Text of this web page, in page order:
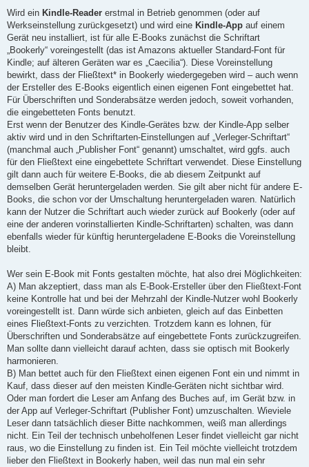
Wird ein Kindle-Reader erstmal in Betrieb genommen (oder auf
Werkseinstellung zurückgesetzt) und wird eine Kindle-App auf einem
Gerät neu installiert, ist für alle E-Books zunächst die Schriftart
„Bookerly“ voreingestellt (das ist Amazons aktueller Standard-Font für
Kindle; auf älteren Geräten war es „Caecilia“). Diese Voreinstellung
bewirkt, dass der Fließtext* in Bookerly wiedergegeben wird – auch wenn
der Ersteller des E-Books eigentlich einen eigenen Font eingebettet hat.
Für Überschriften und Sonderabsätze werden jedoch, soweit vorhanden,
die eingebetteten Fonts benutzt.
Erst wenn der Benutzer des Kindle-Gerätes bzw. der Kindle-App selber
aktiv wird und in den Schriftarten-Einstellungen auf „Verleger-Schriftart“
(manchmal auch „Publisher Font“ genannt) umschaltet, wird ggfs. auch
für den Fließtext eine eingebettete Schriftart verwendet. Diese Einstellung
gilt dann auch für weitere E-Books, die ab diesem Zeitpunkt auf
demselben Gerät heruntergeladen werden. Sie gilt aber nicht für andere E-
Books, die schon vor der Umschaltung heruntergeladen waren. Natürlich
kann der Nutzer die Schriftart auch wieder zurück auf Bookerly (oder auf
eine der anderen vorinstallierten Kindle-Schriftarten) schalten, was dann
ebenfalls wieder für künftig heruntergeladene E-Books die Voreinstellung
bleibt.
Wer sein E-Book mit Fonts gestalten möchte, hat also drei Möglichkeiten:
A) Man akzeptiert, dass man als E-Book-Ersteller über den Fließtext-Font
keine Kontrolle hat und bei der Mehrzahl der Kindle-Nutzer wohl Bookerly
voreingestellt ist. Dann würde sich anbieten, gleich auf das Einbetten
eines Fließtext-Fonts zu verzichten. Trotzdem kann es lohnen, für
Überschriften und Sonderabsätze auf eingebettete Fonts zurückzugreifen.
Man sollte dann vielleicht darauf achten, dass sie optisch mit Bookerly
harmonieren.
B) Man bettet auch für den Fließtext einen eigenen Font ein und nimmt in
Kauf, dass dieser auf den meisten Kindle-Geräten nicht sichtbar wird.
Oder man fordert die Leser am Anfang des Buches auf, im Gerät bzw. in
der App auf Verleger-Schriftart (Publisher Font) umzuschalten. Wieviele
Leser dann tatsächlich dieser Bitte nachkommen, weiß man allerdings
nicht. Ein Teil der technisch unbeholfenen Leser findet vielleicht gar nicht
raus, wo die Einstellung zu finden ist. Ein Teil möchte vielleicht trotzdem
lieber den Fließtext in Bookerly haben, weil das nun mal ein sehr